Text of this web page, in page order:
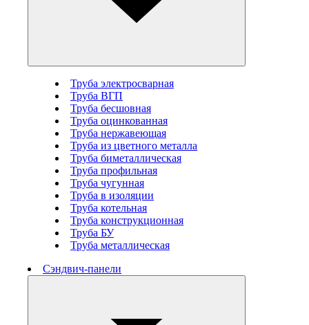
Труба электросварная
Труба ВГП
Труба бесшовная
Труба оцинкованная
Труба нержавеющая
Труба из цветного металла
Труба биметаллическая
Труба профильная
Труба чугунная
Труба в изоляции
Труба котельная
Труба конструкционная
Труба БУ
Труба металлическая
Сэндвич-панели